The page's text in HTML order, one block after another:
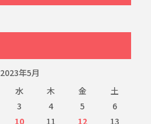
2023年5月
水 木 金
土
3 4 5
6
10 11 12 13